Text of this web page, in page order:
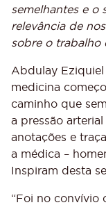
semelhantes e o
relevância de
sobre o trabalho
Abdulay Eziquiel
medicina
caminho que
a pressão
anotações e
a médica –
Inspiram desta
“Foi no convívio